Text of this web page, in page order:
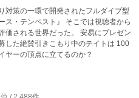
対策の一環で開発されたフルダイブ型
ス・テンペスト』 そこでは視聴者から
価される世界だった。 安易にプレゼン
した絶賛引きこもり中のテイトは 100
ヤーの頂点に立てるのか？